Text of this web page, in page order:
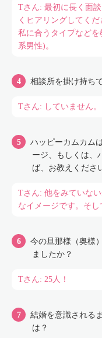
Tさん: 最初に長く面
くヒアリングしてくだ
私に合うタイプなど
系男性)。
相談所を掛け持ち
Tさん: していません。
ハッピーカムカム
ージ、もしくは、
ば、お教えくださ
Tさん: 他をみていな
なイメージです。そし
今の旦那様（奥様
ましたか？
Tさん: 25人！
結婚を意識される
は？